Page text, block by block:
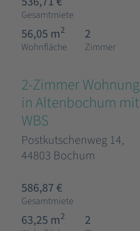
Gesamtmiete
56,05 m2
Wohnfläche
2
Zimmer
2-Zimmer Wohnung
in Altenbochum mit
WBS
Postkutschenweg 14,
44803 Bochum
586,87 €
Gesamtmiete
63,25 m2 2